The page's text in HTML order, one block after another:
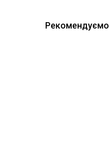
Рекомендуємо